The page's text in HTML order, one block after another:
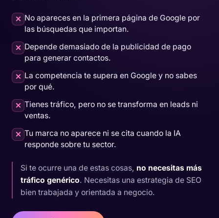
No apareces en la primera página de Google por
las búsquedas que importan.
Depende demasiado de la publicidad de pago
para generar contactos.
La competencia te supera en Google y no sabes
por qué.
Tienes tráfico, pero no se transforma en leads ni
ventas.
Tu marca no aparece ni se cita cuando la IA
responde sobre tu sector.
Si te ocurre una de estas cosas, no necesitas más
tráfico genérico. Necesitas una estrategia de SEO
bien trabajada y orientada a negocio.